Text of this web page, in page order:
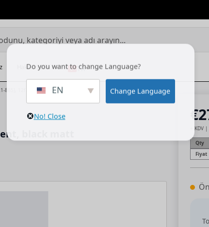
black matt
€
Şu
+ KDV
Qty
Fiyat
885], 12f. Control element, black matt
Hakkımızda
TR
EN
Do you want to change Language?
EN Change Language
No! Close